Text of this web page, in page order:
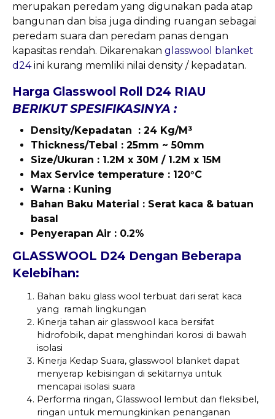
merupakan peredam yang digunakan pada atap
bangunan dan bisa juga dinding ruangan sebagai
peredam suara dan peredam panas dengan
kapasitas rendah. Dikarenakan glasswool blanket
d24ini kurang memliki nilai density / kepadatan.
Harga Glasswool Roll D24 RIAU
BERIKUT SPESIFIKASINYA :
Density/Kepadatan : 24 Kg/M³
Thickness/Tebal : 25mm ~ 50mm
Size/Ukuran : 1.2M x 30M / 1.2M x 15M
Max Service temperature : 120°C
Warna : Kuning
Bahan Baku Material : Serat kaca & batuan
basal
Penyerapan Air : 0.2%
GLASSWOOL D24 Dengan Beberapa
Kelebihan:
Bahan baku glass wool terbuat dari serat kaca
yang ramah lingkungan
Kinerja tahan air glasswool kaca bersifat
hidrofobik, dapat menghindari korosi di bawah
isolasi
Kinerja Kedap Suara, glasswool blanket dapat
menyerap kebisingan di sekitarnya untuk
mencapai isolasi suara
Performa ringan, Glasswool lembut dan fleksibel,
ringan untuk memungkinkan penanganan